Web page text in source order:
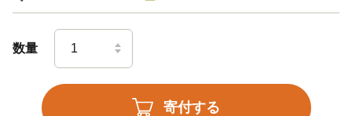
数量
寄付する